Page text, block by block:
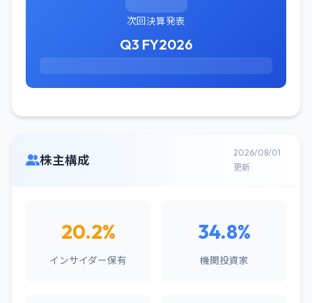
次回決算発表
Q3 FY2026
株主構成
2026/08/01
更新
20.2%
インサイダー保有
34.8%
機関投資家